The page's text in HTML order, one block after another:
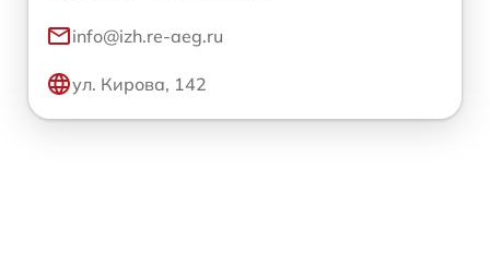
info@izh.re-aeg.ru
ул. Кирова, 142